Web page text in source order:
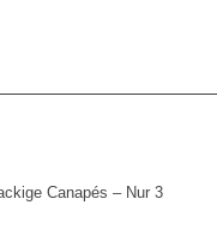
Canapés – Nur 3